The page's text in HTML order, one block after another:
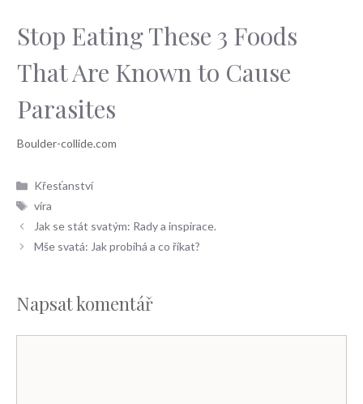
Stop Eating These 3 Foods
That Are Known to Cause
Parasites
Rubriky
Křesťanství
Štítky
víra
Jak se stát svatým: Rady a inspirace.
Mše svatá: Jak probíhá a co říkat?
Napsat komentář